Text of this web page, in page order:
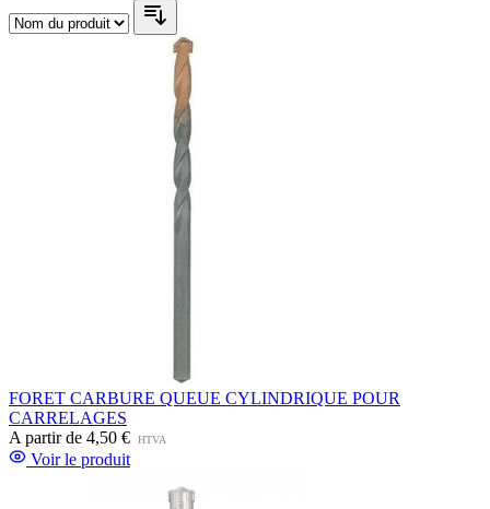
FORET CARBURE QUEUE CYLINDRIQUE POUR
CARRELAGES
A partir de 4,50 € HTVA
Voir le produit